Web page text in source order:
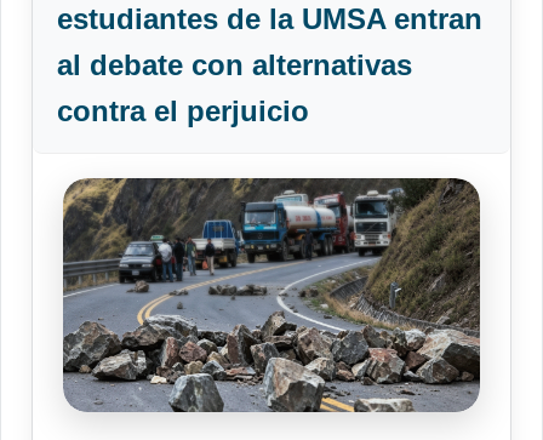
estudiantes de la UMSA entran
al debate con alternativas
contra el perjuicio